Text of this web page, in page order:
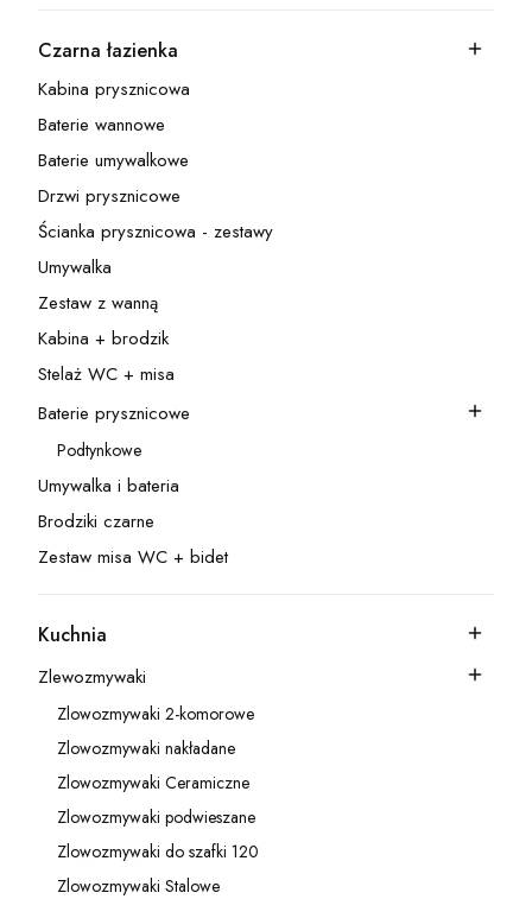
Kategoria - Czarna łazienka
Czarna łazienka
Kategoria - Kabina prysznicowa
Kabina prysznicowa
Kategoria - Baterie wannowe
Baterie wannowe
Kategoria - Baterie umywalkowe
Baterie umywalkowe
Kategoria - Drzwi prysznicowe
Drzwi prysznicowe
Kategoria - Ścianka prysznicowa - zestawy
Ścianka prysznicowa - zestawy
Kategoria - Umywalka
Umywalka
Kategoria - Zestaw z wanną
Zestaw z wanną
Kategoria - Kabina + brodzik
Kabina + brodzik
Kategoria - Stelaż WC + misa
Stelaż WC + misa
Kategoria - Baterie prysznicowe
Baterie prysznicowe
Kategoria - Podtynkowe
Podtynkowe
Kategoria - Umywalka i bateria
Umywalka i bateria
Kategoria - Brodziki czarne
Brodziki czarne
Kategoria - Zestaw misa WC + bidet
Zestaw misa WC + bidet
Kategoria - Kuchnia
Kuchnia
Kategoria - Zlewozmywaki
Zlewozmywaki
Kategoria - Zlowozmywaki 2-komorowe
Zlowozmywaki 2-komorowe
Kategoria - Zlowozmywaki nakładane
Zlowozmywaki nakładane
Kategoria - Zlowozmywaki Ceramiczne
Zlowozmywaki Ceramiczne
Kategoria - Zlowozmywaki podwieszane
Zlowozmywaki podwieszane
Kategoria - Zlowozmywaki do szafki 120
Zlowozmywaki do szafki 120
Zlowozmywaki Stalowe